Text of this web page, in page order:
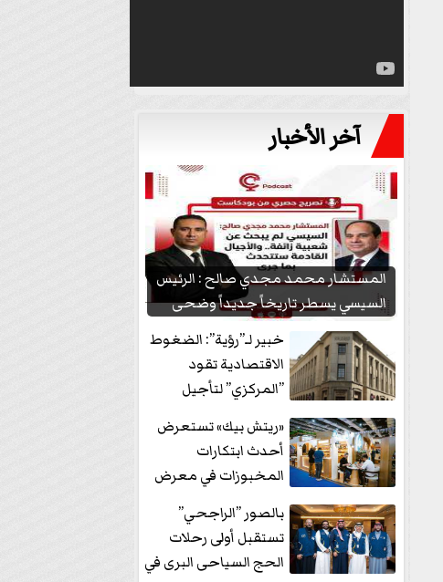
آخر الأخبار
المستشار محمد مجدي صالح : الرئيس
السيسي يسطر تاريخاً جديداً وضحى
بشعبيته...
خبير لـ”رؤية”: الضغوط
الاقتصادية تقود
”المركزي” لتأجيل
«ريتش بيك» تستعرض
أحدث ابتكارات
المخبوزات في معرض
منتجات...
بالصور ”الراجحي”
تستقبل أولى رحلات
الحج السياحى البرى في